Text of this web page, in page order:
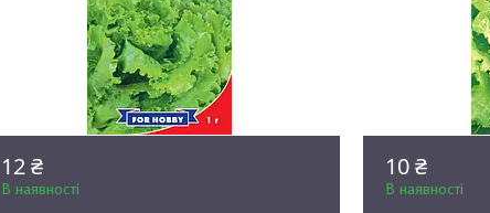
12 ₴
В наявності
10 ₴
В наявності